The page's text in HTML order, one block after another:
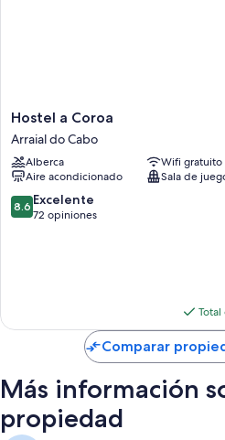
Hostel
a
Coroa
Arraial
do
Cabo
Hostel a Coroa
Arraial do Cabo
Alberca
Wifi gratuito
Aire acondicionado
Sala de
8.6
de
8.6 Excelente
72 opiniones
Comparar
Más información
propiedad